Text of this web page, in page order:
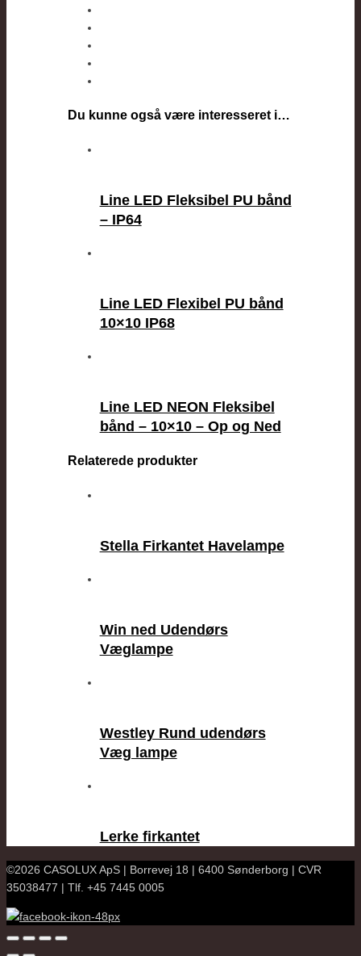
Du kunne også være interesseret i…
Line LED Fleksibel PU bånd
– IP64
Line LED Flexibel PU bånd
10×10 IP68
Line LED NEON Fleksibel
bånd – 10×10 – Op og Ned
Relaterede produkter
Stella Firkantet Havelampe
Win ned Udendørs
Væglampe
Westley Rund udendørs
Væg lampe
Lerke firkantet
©2026 CASOLUX ApS | Borrevej 18 | 6400 Sønderborg | CVR
35038477 | Tlf. +45 7445 0005